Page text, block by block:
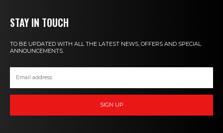
STAY IN TOUCH
TO BE UPDATED WITH ALL THE LATEST NEWS, OFFERS AND SPECIAL
ANNOUNCEMENTS.
SIGN UP